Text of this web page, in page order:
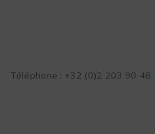
Téléphone : +32 (0)2 203 90 48